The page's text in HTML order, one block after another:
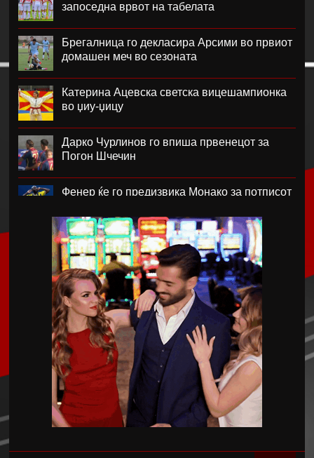
запоседна врвот на табелата
Брегалница го декласира Арсими во првиот
домашен меч во сезоната
Катерина Ацевска светска вицешампионка
во џиу-џицу
Дарко Чурлинов го впиша првенецот за
Погон Шчечин
Фенер ќе го предизвика Монако за потписот
Челзи убедливо го надигра Милан во
Австралија
Кенан Јилдиз на листата на желби на
Арсенал
Фисник Аслани не ги мина лекарските
прегледи во РБ Лајпциг
Интер подобар од Јуве во тест меч во Перт
Александра Марковска